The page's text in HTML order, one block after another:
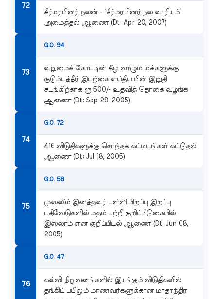
சீர்மரபினர் நலன் - `சீர்மரபினர் நல வாரியம்’
அமைத்தல் ஆணை (Dt: Apr 20, 2007)
G.O. 94
வறுமைக் கோட்டின் கீழ் வாழும் மக்களுக்கு
குடும்பத்தீர் இயற்கை எய்திய பின் இறுதி
சடங்கிற்காக ரூ.500/- உதவித் தொகை வழங்க
ஆணை (Dt: Sep 28, 2005)
G.O. 72
416 விடுதிகளுக்கு சொந்தக் கட்டிடங்கள் கட்டுதல்
ஆணை (Dt: Jul 18, 2005)
G.O. 58
முஸ்லீம் இனத்தவர் பள்ளி பிறப்பு இறப்பு
பதிவேடுகளில் மதம் பற்றி குறிப்பிடுகையில்
இஸ்லாம் என குறிப்பிடல் ஆணை (Dt: Jun 08,
2005)
G.O. 47
கல்வி நிறுவனங்களில் இயங்கும் விடுதிகளில்
தங்கிப் பயிலும் மாணவர்களுக்கான மாதாந்திர